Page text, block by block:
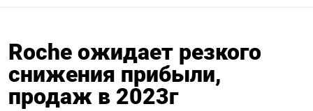
Roche ожидает резкого
снижения прибыли,
продаж в 2023г